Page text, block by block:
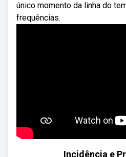
único momento da linha do
frequências.
Incidência e